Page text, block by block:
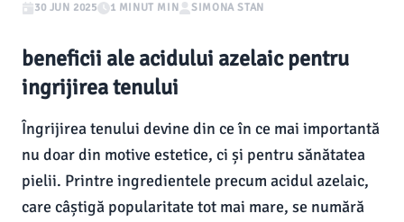
30 JUN 2025 1 MINUT MIN SIMONA STAN
beneficii ale acidului azelaic pentru
ingrijirea tenului
Îngrijirea tenului devine din ce în ce mai importantă
nu doar din motive estetice, ci și pentru sănătatea
pielii. Printre ingredientele precum acidul azelaic,
care câștigă popularitate tot mai mare, se numără